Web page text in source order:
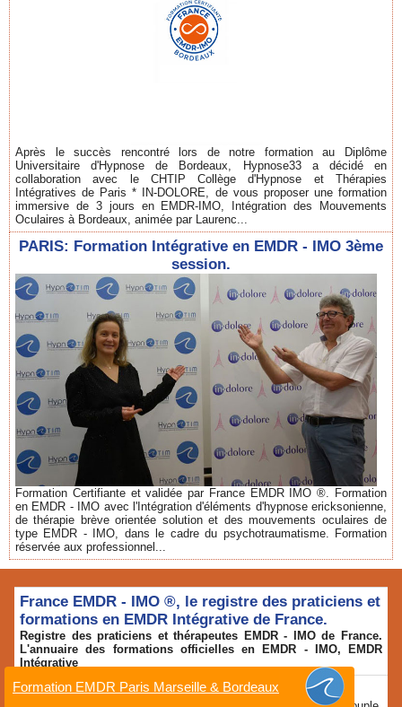
Après le succès rencontré lors de notre formation au Diplôme
Universitaire d'Hypnose de Bordeaux, Hypnose33 a décidé en
collaboration avec le CHTIP Collège d'Hypnose et Thérapies
Intégratives de Paris * IN-DOLORE, de vous proposer une formation
immersive de 3 jours en EMDR-IMO, Intégration des Mouvements
Oculaires à Bordeaux, animée par Laurenc...
PARIS: Formation Intégrative en EMDR - IMO 3ème
session.
Formation Certifiante et validée par France EMDR IMO ®. Formation
en EMDR - IMO avec l'Intégration d'éléments d'hypnose ericksonienne,
de thérapie brève orientée solution et des mouvements oculaires de
type EMDR - IMO, dans le cadre du psychotraumatisme. Formation
réservée aux professionnel...
France EMDR - IMO ®, le registre des praticiens et
formations en EMDR Intégrative de France.
Registre des praticiens et thérapeutes EMDR - IMO de France.
L'annuaire des formations officielles en EMDR - IMO, EMDR
Intégrative
Issahar HARDY
Formation EMDR Paris Marseille & Bordeaux